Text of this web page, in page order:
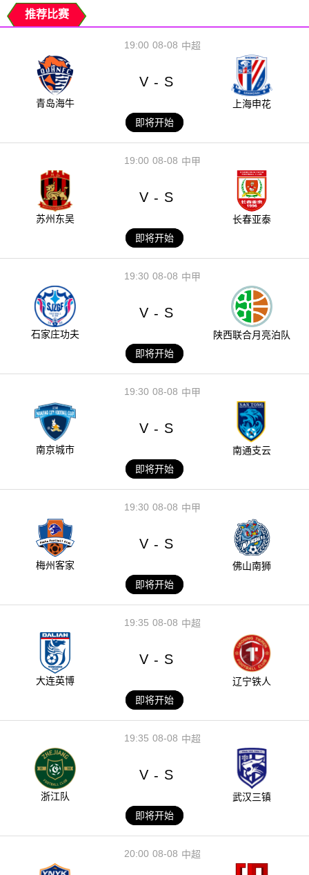
推荐比赛
08-08
19:00 中超
青岛海牛
V - S
上海申花
即将开始
08-08
19:00 中甲
苏州东吴
V - S
长春亚泰
即将开始
08-08
19:30 中甲
石家庄功夫
V - S
陕西联合月亮泊队
即将开始
08-08
19:30 中甲
南京城市
V - S
南通支云
即将开始
08-08
19:30 中甲
梅州客家
V - S
佛山南狮
即将开始
08-08
19:35 中超
大连英博
V - S
辽宁铁人
即将开始
08-08
19:35 中超
浙江队
V - S
武汉三镇
即将开始
08-08
20:00 中超